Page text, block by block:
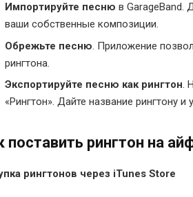
Импортируйте песню в GarageBand.
ваши собственные композиции.
Обрежьте песню. Приложение
рингтона.
Экспортируйте песню как рингтон.
«Рингтон». Дайте название рингтону и
поставить рингтон на
рингтонов через iTunes Store